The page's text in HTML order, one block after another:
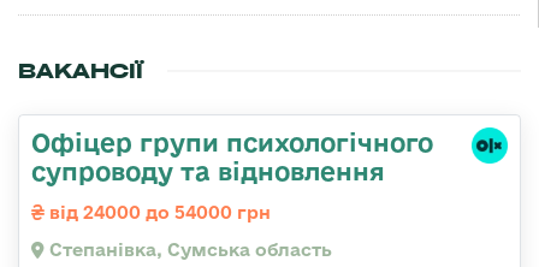
ВАКАНСІЇ
Офіцер групи психологічного
супроводу та відновлення
від 24000 до 54000 грн
Степанівка, Сумська область